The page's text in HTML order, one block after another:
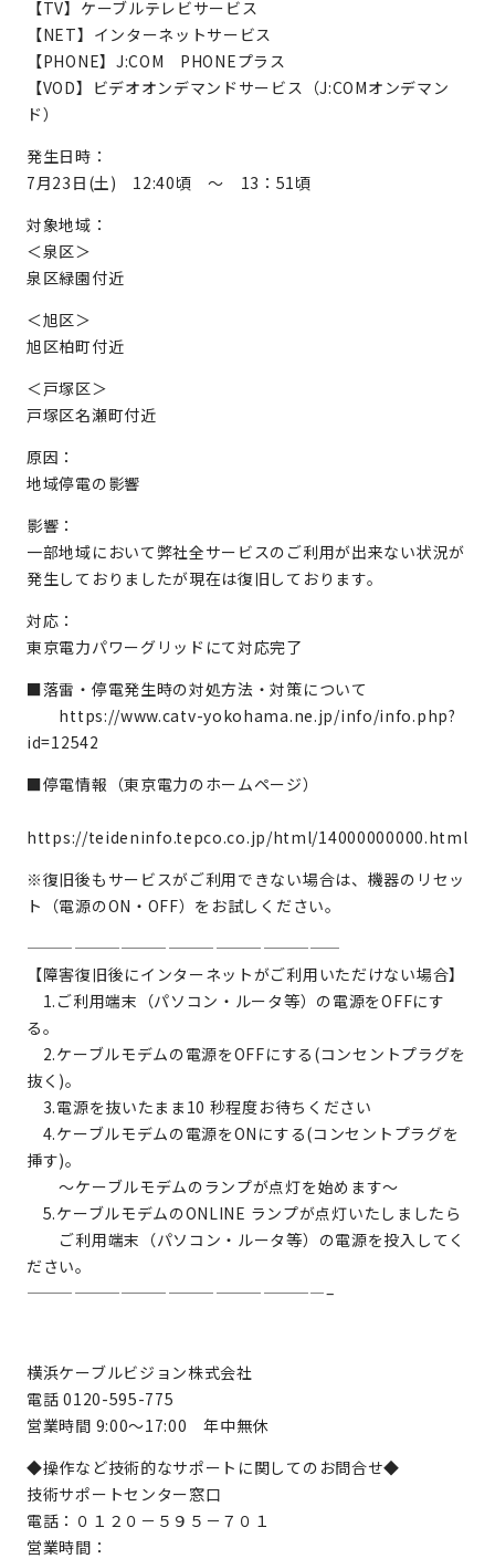
【TV】ケーブルテレビサービス
【NET】インターネットサービス
【PHONE】J:COM PHONEプラス
【VOD】ビデオオンデマンドサービス（J:COMオンデマン
ド）
発生日時：
7月23日(土) 12:40頃 ～ 13：51頃
対象地域：
＜泉区＞
泉区緑園付近
＜旭区＞
旭区柏町付近
＜戸塚区＞
戸塚区名瀬町付近
原因：
地域停電の影響
影響：
一部地域において弊社全サービスのご利用が出来ない状況が
発生しておりましたが現在は復旧しております。
対応：
東京電力パワーグリッドにて対応完了
■落雷・停電発生時の対処方法・対策について
https://www.catv-yokohama.ne.jp/info/info.php?
id=12542
■停電情報（東京電力のホームページ）
https://teideninfo.tepco.co.jp/html/14000000000.html
※復旧後もサービスがご利用できない場合は、機器のリセッ
ト（電源のON・OFF）をお試しください。
————————————————————
【障害復旧後にインターネットがご利用いただけない場合】
1.ご利用端末（パソコン・ルータ等）の電源をOFFにす
る。
2.ケーブルモデムの電源をOFFにする(コンセントプラグを
抜く)。
3.電源を抜いたまま10 秒程度お待ちください
4.ケーブルモデムの電源をONにする(コンセントプラグを
挿す)。
～ケーブルモデムのランプが点灯を始めます～
5.ケーブルモデムのONLINE ランプが点灯いたしましたら
ご利用端末（パソコン・ルータ等）の電源を投入してく
ださい。
———————————————————–
横浜ケーブルビジョン株式会社
電話 0120-595-775
営業時間 9:00～17:00 年中無休
◆操作など技術的なサポートに関してのお問合せ◆
技術サポートセンター窓口
電話：０１２０－５９５－７０１
営業時間：